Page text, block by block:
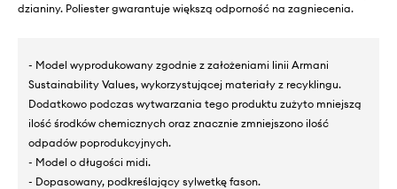
dzianiny. Poliester gwarantuje większą odporność na zagniecenia.
- Model wyprodukowany zgodnie z założeniami linii Armani
Sustainability Values, wykorzystującej materiały z recyklingu.
Dodatkowo podczas wytwarzania tego produktu zużyto mniejszą
ilość środków chemicznych oraz znacznie zmniejszono ilość
odpadów poprodukcyjnych.
- Model o długości midi.
- Dopasowany, podkreślający sylwetkę fason.